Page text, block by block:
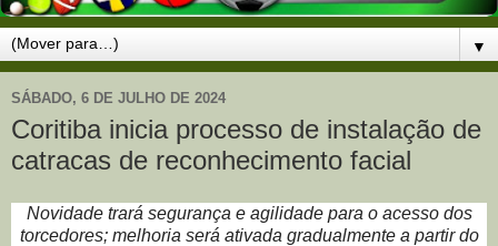
▼
SÁBADO, 6 DE JULHO DE 2024
Coritiba inicia processo de instalação de
catracas de reconhecimento facial
Novidade trará segurança e agilidade para o acesso dos
torcedores; melhoria será ativada gradualmente a partir do